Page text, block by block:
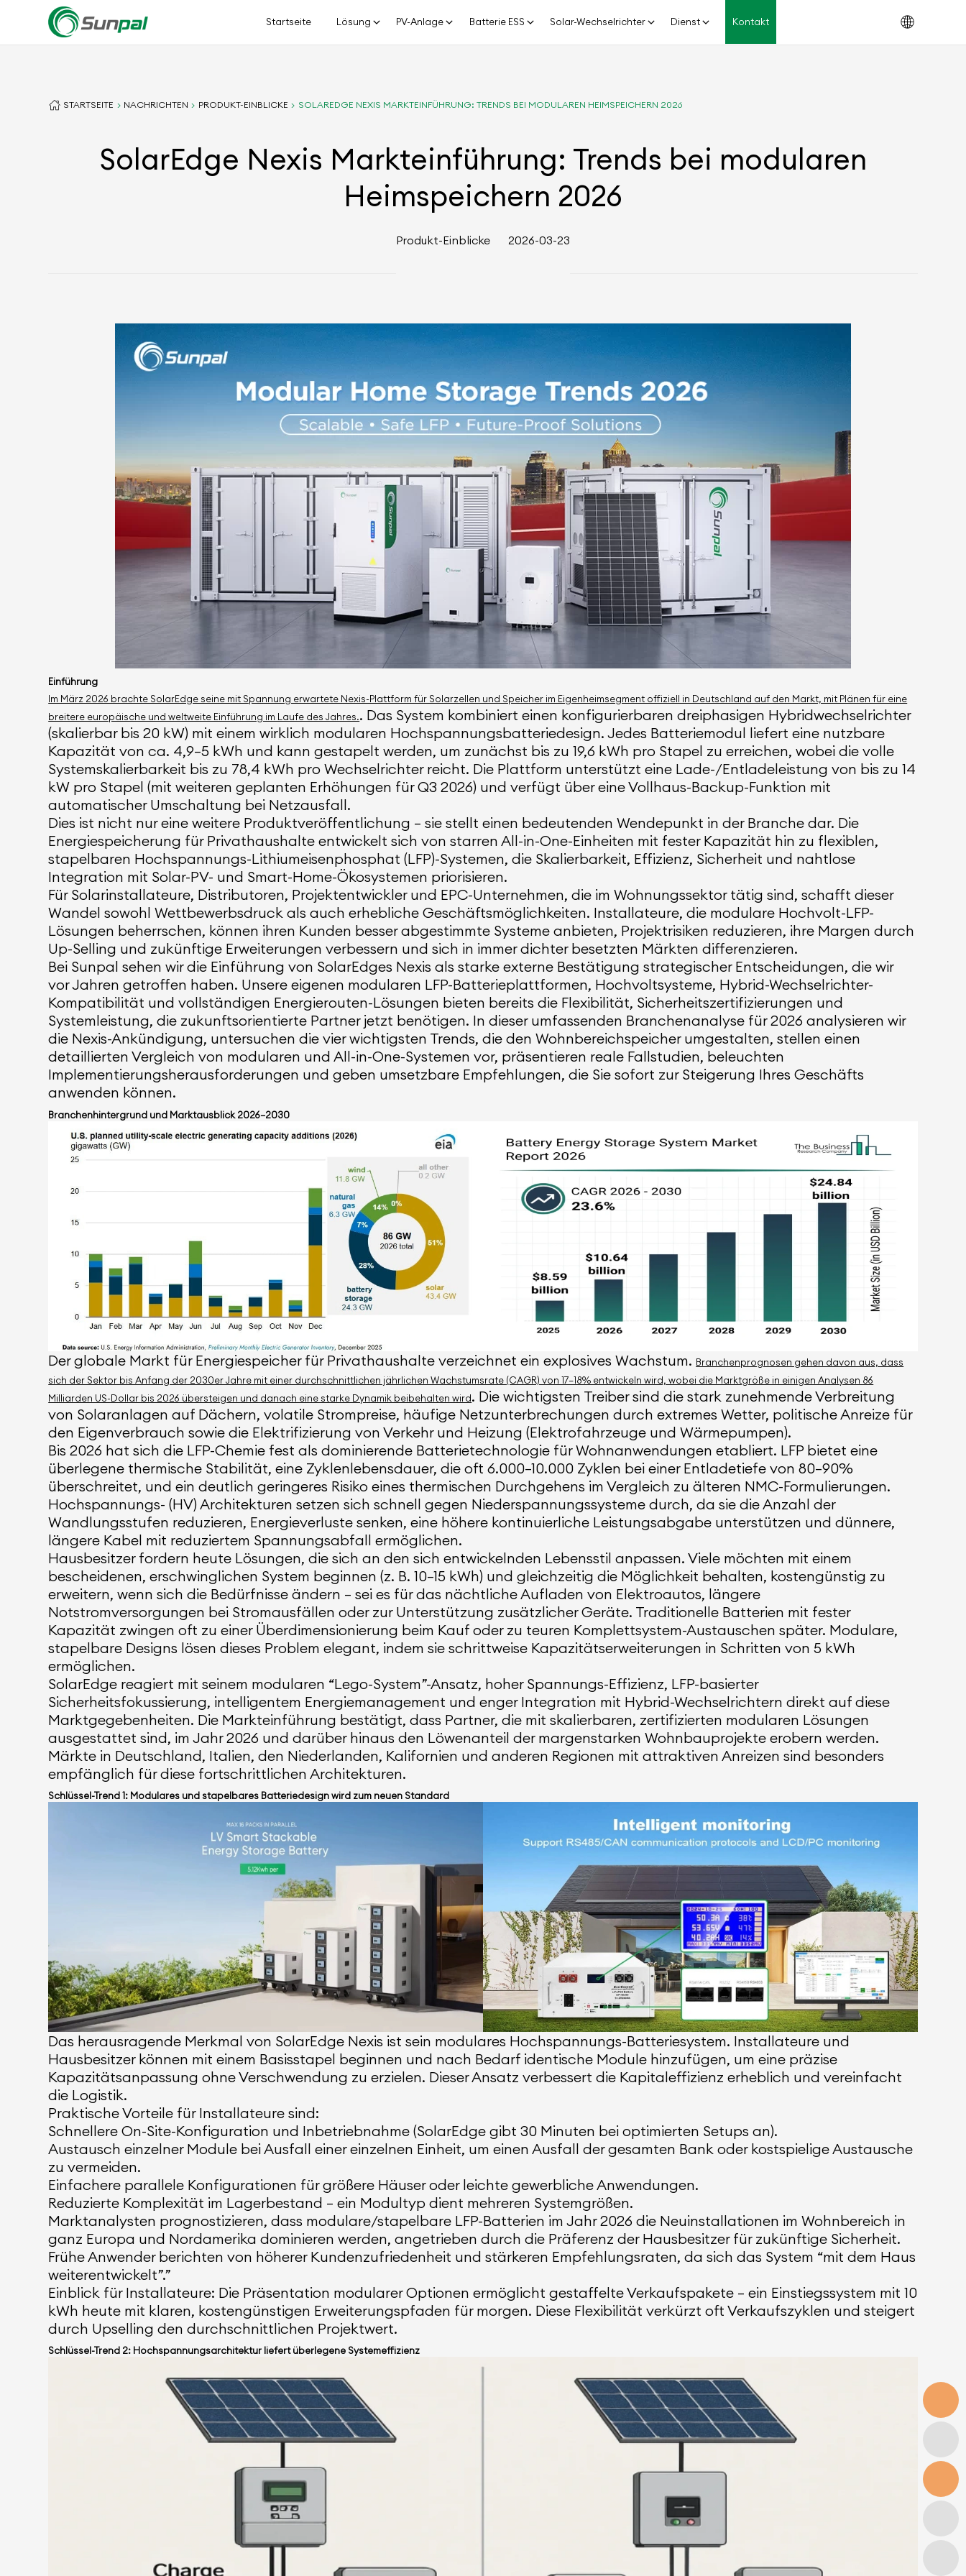
Startseite Lösung PV-Anlage Batterie ESS Solar-Wechselrichter Dienst Kontakt
STARTSEITE NACHRICHTEN PRODUKT-EINBLICKE SOLAREDGE NEXIS MARKTEINFÜHRUNG: TRENDS BEI MODULAREN HEIMSPEICHERN 2026
SolarEdge Nexis Markteinführung: Trends bei modularen
Heimspeichern 2026
Produkt-Einblicke 2026-03-23
Einführung
Im März 2026 brachte SolarEdge seine mit Spannung erwartete Nexis-Plattform für Solarzellen und Speicher im Eigenheimsegment offiziell in Deutschland auf den Markt, mit Plänen für eine
breitere europäische und weltweite Einführung im Laufe des Jahres.. Das System kombiniert einen konfigurierbaren dreiphasigen Hybridwechselrichter
(skalierbar bis 20 kW) mit einem wirklich modularen Hochspannungsbatteriedesign. Jedes Batteriemodul liefert eine nutzbare
Kapazität von ca. 4,9–5 kWh und kann gestapelt werden, um zunächst bis zu 19,6 kWh pro Stapel zu erreichen, wobei die volle
Systemskalierbarkeit bis zu 78,4 kWh pro Wechselrichter reicht. Die Plattform unterstützt eine Lade-/Entladeleistung von bis zu 14
kW pro Stapel (mit weiteren geplanten Erhöhungen für Q3 2026) und verfügt über eine Vollhaus-Backup-Funktion mit
automatischer Umschaltung bei Netzausfall.
Dies ist nicht nur eine weitere Produktveröffentlichung – sie stellt einen bedeutenden Wendepunkt in der Branche dar. Die
Energiespeicherung für Privathaushalte entwickelt sich von starren All-in-One-Einheiten mit fester Kapazität hin zu flexiblen,
stapelbaren Hochspannungs-Lithiumeisenphosphat (LFP)-Systemen, die Skalierbarkeit, Effizienz, Sicherheit und nahtlose
Integration mit Solar-PV- und Smart-Home-Ökosystemen priorisieren.
Für Solarinstallateure, Distributoren, Projektentwickler und EPC-Unternehmen, die im Wohnungssektor tätig sind, schafft dieser
Wandel sowohl Wettbewerbsdruck als auch erhebliche Geschäftsmöglichkeiten. Installateure, die modulare Hochvolt-LFP-
Lösungen beherrschen, können ihren Kunden besser abgestimmte Systeme anbieten, Projektrisiken reduzieren, ihre Margen durch
Up-Selling und zukünftige Erweiterungen verbessern und sich in immer dichter besetzten Märkten differenzieren.
Bei Sunpal sehen wir die Einführung von SolarEdges Nexis als starke externe Bestätigung strategischer Entscheidungen, die wir
vor Jahren getroffen haben. Unsere eigenen modularen LFP-Batterieplattformen, Hochvoltsysteme, Hybrid-Wechselrichter-
Kompatibilität und vollständigen Energierouten-Lösungen bieten bereits die Flexibilität, Sicherheitszertifizierungen und
Systemleistung, die zukunftsorientierte Partner jetzt benötigen. In dieser umfassenden Branchenanalyse für 2026 analysieren wir
die Nexis-Ankündigung, untersuchen die vier wichtigsten Trends, die den Wohnbereichspeicher umgestalten, stellen einen
detaillierten Vergleich von modularen und All-in-One-Systemen vor, präsentieren reale Fallstudien, beleuchten
Implementierungsherausforderungen und geben umsetzbare Empfehlungen, die Sie sofort zur Steigerung Ihres Geschäfts
anwenden können.
Branchenhintergrund und Marktausblick 2026–2030
Der globale Markt für Energiespeicher für Privathaushalte verzeichnet ein explosives Wachstum. Branchenprognosen gehen davon aus, dass
sich der Sektor bis Anfang der 2030er Jahre mit einer durchschnittlichen jährlichen Wachstumsrate (CAGR) von 17–18% entwickeln wird, wobei die Marktgröße in einigen Analysen 86
Milliarden US-Dollar bis 2026 übersteigen und danach eine starke Dynamik beibehalten wird. Die wichtigsten Treiber sind die stark zunehmende Verbreitung
von Solaranlagen auf Dächern, volatile Strompreise, häufige Netzunterbrechungen durch extremes Wetter, politische Anreize für
den Eigenverbrauch sowie die Elektrifizierung von Verkehr und Heizung (Elektrofahrzeuge und Wärmepumpen).
Bis 2026 hat sich die LFP-Chemie fest als dominierende Batterietechnologie für Wohnanwendungen etabliert. LFP bietet eine
überlegene thermische Stabilität, eine Zyklenlebensdauer, die oft 6.000–10.000 Zyklen bei einer Entladetiefe von 80–90%
überschreitet, und ein deutlich geringeres Risiko eines thermischen Durchgehens im Vergleich zu älteren NMC-Formulierungen.
Hochspannungs- (HV) Architekturen setzen sich schnell gegen Niederspannungssysteme durch, da sie die Anzahl der
Wandlungsstufen reduzieren, Energieverluste senken, eine höhere kontinuierliche Leistungsabgabe unterstützen und dünnere,
längere Kabel mit reduziertem Spannungsabfall ermöglichen.
Hausbesitzer fordern heute Lösungen, die sich an den sich entwickelnden Lebensstil anpassen. Viele möchten mit einem
bescheidenen, erschwinglichen System beginnen (z. B. 10–15 kWh) und gleichzeitig die Möglichkeit behalten, kostengünstig zu
erweitern, wenn sich die Bedürfnisse ändern – sei es für das nächtliche Aufladen von Elektroautos, längere
Notstromversorgungen bei Stromausfällen oder zur Unterstützung zusätzlicher Geräte. Traditionelle Batterien mit fester
Kapazität zwingen oft zu einer Überdimensionierung beim Kauf oder zu teuren Komplettsystem-Austauschen später. Modulare,
stapelbare Designs lösen dieses Problem elegant, indem sie schrittweise Kapazitätserweiterungen in Schritten von 5 kWh
ermöglichen.
SolarEdge reagiert mit seinem modularen “Lego-System”-Ansatz, hoher Spannungs-Effizienz, LFP-basierter
Sicherheitsfokussierung, intelligentem Energiemanagement und enger Integration mit Hybrid-Wechselrichtern direkt auf diese
Marktgegebenheiten. Die Markteinführung bestätigt, dass Partner, die mit skalierbaren, zertifizierten modularen Lösungen
ausgestattet sind, im Jahr 2026 und darüber hinaus den Löwenanteil der margenstarken Wohnbauprojekte erobern werden.
Märkte in Deutschland, Italien, den Niederlanden, Kalifornien und anderen Regionen mit attraktiven Anreizen sind besonders
empfänglich für diese fortschrittlichen Architekturen.
Schlüssel-Trend 1: Modulares und stapelbares Batteriedesign wird zum neuen Standard
Das herausragende Merkmal von SolarEdge Nexis ist sein modulares Hochspannungs-Batteriesystem. Installateure und
Hausbesitzer können mit einem Basisstapel beginnen und nach Bedarf identische Module hinzufügen, um eine präzise
Kapazitätsanpassung ohne Verschwendung zu erzielen. Dieser Ansatz verbessert die Kapitaleffizienz erheblich und vereinfacht
die Logistik.
Praktische Vorteile für Installateure sind:
Schnellere On-Site-Konfiguration und Inbetriebnahme (SolarEdge gibt 30 Minuten bei optimierten Setups an).
Austausch einzelner Module bei Ausfall einer einzelnen Einheit, um einen Ausfall der gesamten Bank oder kostspielige Austausche
zu vermeiden.
Einfachere parallele Konfigurationen für größere Häuser oder leichte gewerbliche Anwendungen.
Reduzierte Komplexität im Lagerbestand – ein Modultyp dient mehreren Systemgrößen.
Marktanalysten prognostizieren, dass modulare/stapelbare LFP-Batterien im Jahr 2026 die Neuinstallationen im Wohnbereich in
ganz Europa und Nordamerika dominieren werden, angetrieben durch die Präferenz der Hausbesitzer für zukünftige Sicherheit.
Frühe Anwender berichten von höherer Kundenzufriedenheit und stärkeren Empfehlungsraten, da sich das System “mit dem Haus
weiterentwickelt”.”
Einblick für Installateure: Die Präsentation modularer Optionen ermöglicht gestaffelte Verkaufspakete – ein Einstiegssystem mit 10
kWh heute mit klaren, kostengünstigen Erweiterungspfaden für morgen. Diese Flexibilität verkürzt oft Verkaufszyklen und steigert
durch Upselling den durchschnittlichen Projektwert.
Schlüssel-Trend 2: Hochspannungsarchitektur liefert überlegene Systemeffizienz